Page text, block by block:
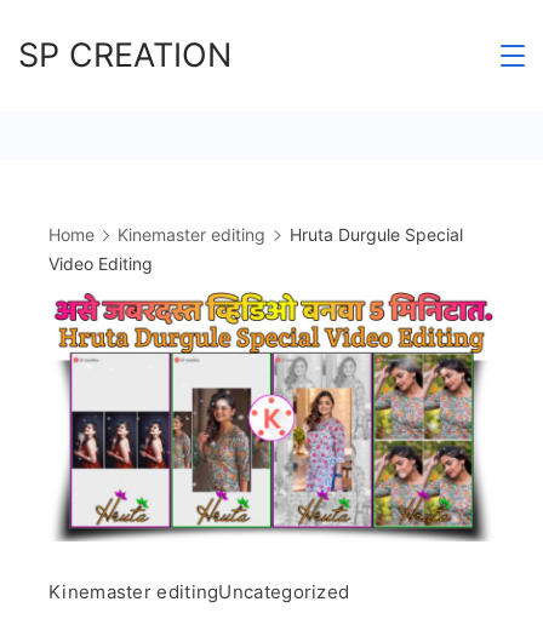
toSP CREATION
Home Kinemaster editing
Hruta Durgule Special
Video Editing
Kinemaster editingUncategorized